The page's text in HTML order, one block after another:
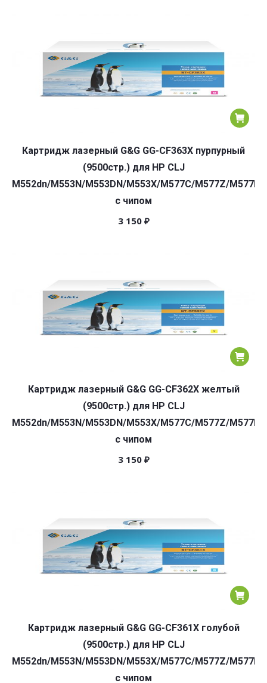
Картридж лазерный G&G GG-CF363X пурпурный
(9500стр.) для HP CLJ
M552dn/M553N/M553DN/M553X/M577C/M577Z/M577F/
с чипом
3 150 ₽
Картридж лазерный G&G GG-CF362X желтый
(9500стр.) для HP CLJ
M552dn/M553N/M553DN/M553X/M577C/M577Z/M577F/
с чипом
3 150 ₽
Картридж лазерный G&G GG-CF361X голубой
(9500стр.) для HP CLJ
M552dn/M553N/M553DN/M553X/M577C/M577Z/M577F/
с чипом